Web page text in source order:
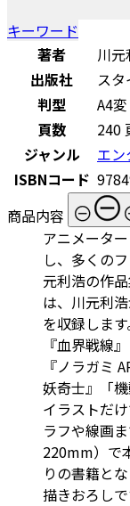
キーワード
著者
川
出版社
ス
判型
A4変
頁数
240
ジャンル
エン
ISBNコード
商品内容
アニメータ
し、多くの
元利浩の作
は、川元利
を収録しま
『血界戦線
『ノラガミ
妖奇士』「
イラストだ
ラフや線画
220mm）で
りの書籍と
描きおろしで